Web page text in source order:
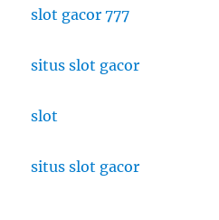
slot gacor 777
situs slot gacor
slot
situs slot gacor